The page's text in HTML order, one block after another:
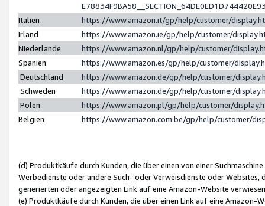
Italien
https://www.amazon.it/gp/help/customer/
Irland
https://www.amazon.ie/gp/help/customer/
Niederlande
https://www.amazon.nl/gp/help/customer/
Spanien
https://www.amazon.es/gp/help/customer/
Deutschland
https://www.amazon.de/gp/help/customer/
Schweden
https://www.amazon.de/gp/help/customer/
Polen
https://www.amazon.pl/gp/help/customer/
Belgien
https://www.amazon.com.be/gp/help/customer/
(d) Produktkäufe durch Kunden, die über einen von einer
Werbedienste oder andere Such- oder Verweisdienste oder Websites,
generierten oder angezeigten Link auf eine Amazon-Website
(e) Produktkäufe durch Kunden, die über einen Link auf eine